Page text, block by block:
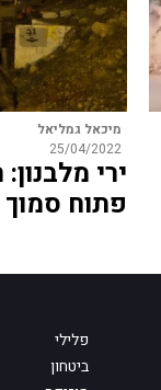
מיכאל גמליאל
25/04/2022
ירי
פתוח
פלילי
ביטחון